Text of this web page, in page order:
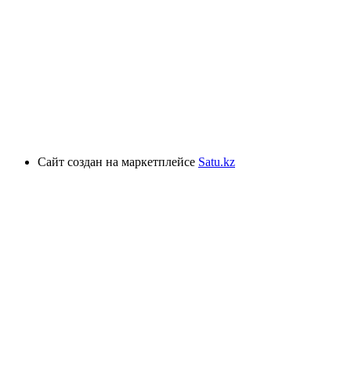
Сайт создан на маркетплейсе Satu.kz